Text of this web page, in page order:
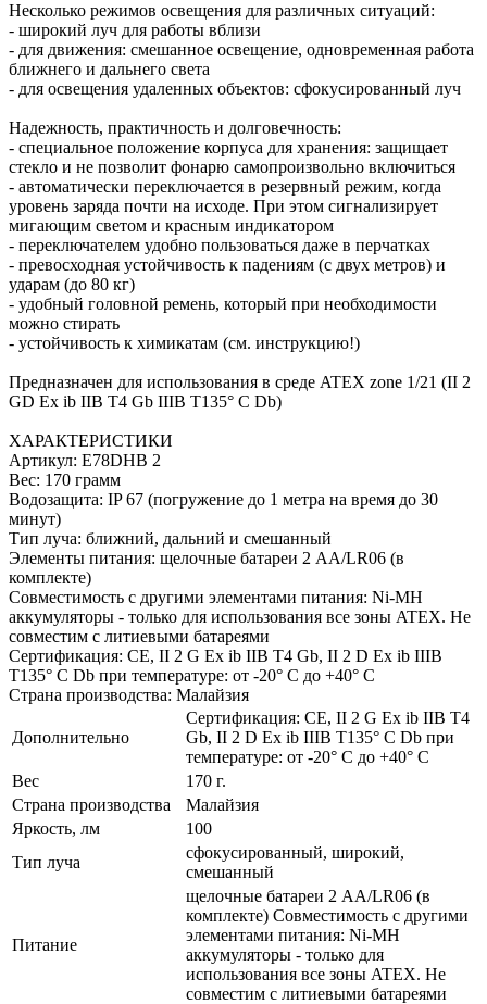
Несколько режимов освещения для различных ситуаций:
- широкий луч для работы вблизи
- для движения: смешанное освещение, одновременная работа
ближнего и дальнего света
- для освещения удаленных объектов: сфокусированный луч
Надежность, практичность и долговечность:
- специальное положение корпуса для хранения: защищает
стекло и не позволит фонарю самопроизвольно включиться
- автоматически переключается в резервный режим, когда
уровень заряда почти на исходе. При этом сигнализирует
мигающим светом и красным индикатором
- переключателем удобно пользоваться даже в перчатках
- превосходная устойчивость к падениям (с двух метров) и
ударам (до 80 кг)
- удобный головной ремень, который при необходимости
можно стирать
- устойчивость к химикатам (см. инструкцию!)
Предназначен для использования в среде ATEX zone 1/21 (II 2
GD Ex ib IIB T4 Gb IIIB T135° C Db)
ХАРАКТЕРИСТИКИ
Артикул: E78DHB 2
Вес: 170 грамм
Водозащита: IP 67 (погружение до 1 метра на время до 30
минут)
Тип луча: ближний, дальний и смешанный
Элементы питания: щелочные батареи 2 AA/LR06 (в
комплекте)
Совместимость с другими элементами питания: Ni-MH
аккумуляторы - только для использования все зоны ATEX. Не
совместим с литиевыми батареями
Сертификация: CE, II 2 G Ex ib IIB T4 Gb, II 2 D Ex ib IIIB
T135° C Db при температуре: от -20° C до +40° C
Страна производства: Малайзия
Дополнительно
Сертификация: CE, II 2 G Ex ib IIB T4
Gb, II 2 D Ex ib IIIB T135° C Db при
температуре: от -20° C до +40° C
Вес
170 г.
Страна производства
Малайзия
Яркость, лм
100
Тип луча
сфокусированный, широкий,
смешанный
Питание
щелочные батареи 2 AA/LR06 (в
комплекте) Совместимость с другими
элементами питания: Ni-MH
аккумуляторы - только для
использования все зоны ATEX. Не
совместим с литиевыми батареями